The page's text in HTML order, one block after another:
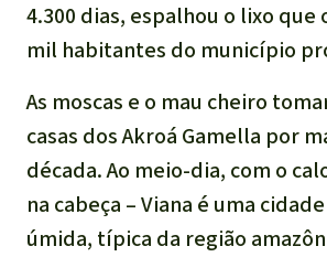
4.300 dias, espalhou o lixo que
mil habitantes do município
As moscas e o mau cheiro
casas dos Akroá Gamella por
década. Ao meio-dia, com o
na cabeça – Viana é uma
úmida, típica da região